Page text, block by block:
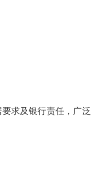
求及银行责任，广